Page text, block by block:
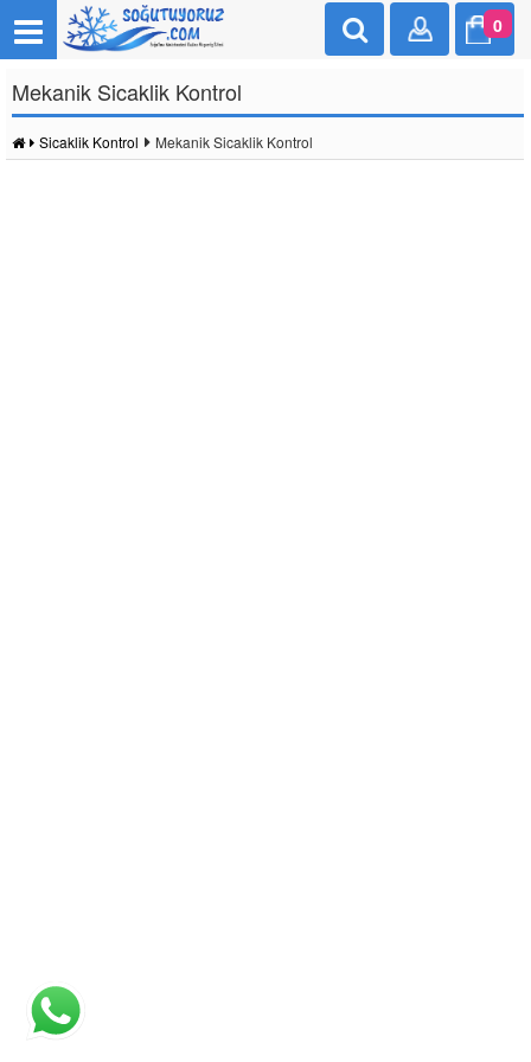
0
Mekanik Sicaklik Kontrol
Sicaklik Kontrol Mekanik Sicaklik Kontrol